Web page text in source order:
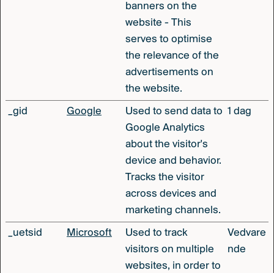
banners on the
website - This
serves to optimise
the relevance of the
advertisements on
the website.
_gid Google
Used to send data to
Google Analytics
about the visitor's
device and behavior.
Tracks the visitor
across devices and
marketing channels.
1 dag
_uetsid Microsoft
Used to track
visitors on multiple
websites, in order to
Vedvare
nde